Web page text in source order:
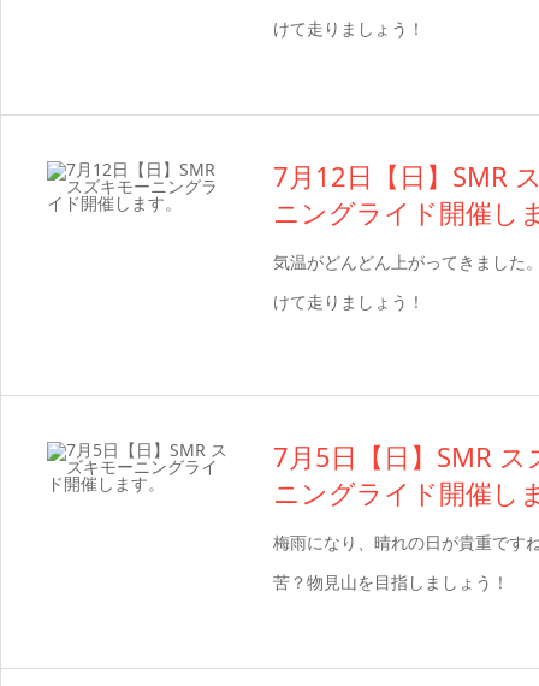
けて走りましょう！
7月12日【日】SMR
ニングライド開催し
気温がどんどん上がってきました
けて走りましょう！
7月5日【日】SMR ス
ニングライド開催し
梅雨になり、晴れの日が貴重です
苦？物見山を目指しましょう！